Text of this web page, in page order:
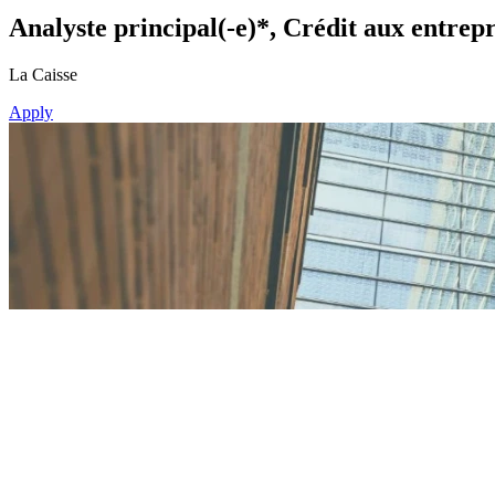
Analyste principal(-e)*, Crédit aux
La Caisse
Apply